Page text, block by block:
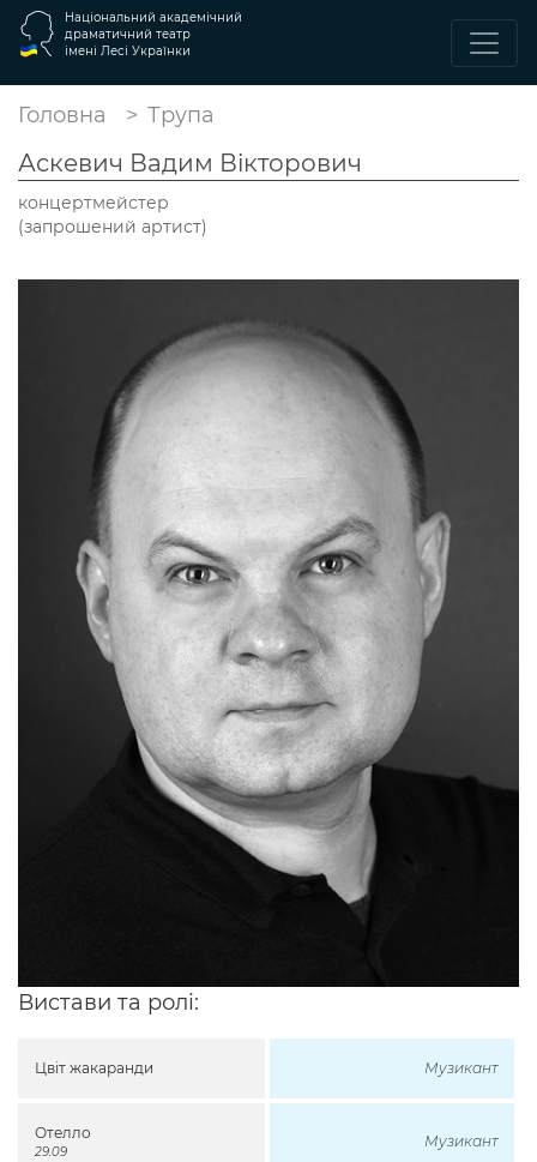
Національний академічний
драматичний театр
імені Лесі Українки
Головна Трупа
Аскевич Вадим Вікторович
концертмейстер
(запрошений артист)
Вистави та ролі:
Цвіт жакаранди Музикант
Отелло
29.09
Музикант